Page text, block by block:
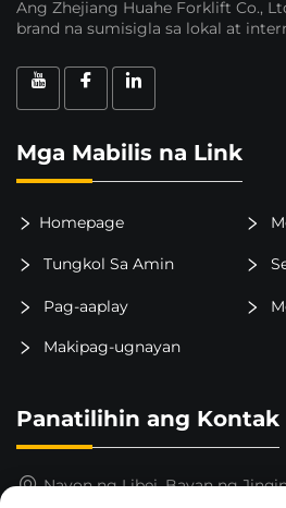
Ang Zhejiang Huahe Forklift Co.,
brand na sumisigla sa lokal at
Mga Mabilis na Link
Homepage
Tungkol Sa Amin
Pag-aaplay
Makipag-ugnayan
Panatilihin ang Kontak
Nayon ng Libei, Bayan ng